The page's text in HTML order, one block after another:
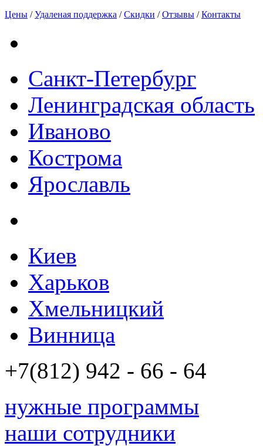
Цены /Удаленая поддержка /Скидки /Отзывы /Контакты
Санкт-Петербург
Ленинградская область
Иваново
Кострома
Ярославль
Киев
Харьков
Хмельницкий
Винница
+7(812) 942 - 66 - 64
нужные программы
наши сотрудники